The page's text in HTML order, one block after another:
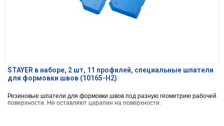
STAYER в наборе, 2 шт, 11 профилей, специальные шпатели
для формовки швов (10165-H2)
Резиновые шпатели для формовки швов под разную геометрию рабочей
поверхности. Не оставляют царапин на поверхности.